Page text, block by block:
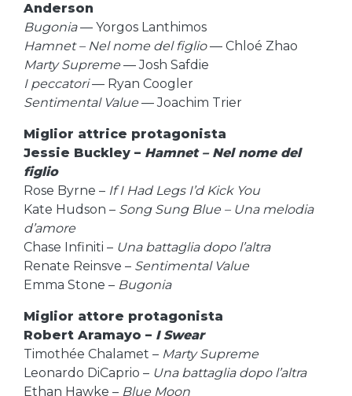
Anderson
Bugonia— Yorgos Lanthimos
Hamnet – Nel nome del figlio— Chloé Zhao
Marty Supreme — Josh Safdie
I peccatori— Ryan Coogler
Sentimental Value — Joachim Trier
Miglior attrice protagonista
Jessie Buckley – Hamnet – Nel nome del
figlio
Rose Byrne – If I Had Legs I’d Kick You
Kate Hudson – Song Sung Blue – Una melodia
d’amore
Chase Infiniti – Una battaglia dopo l’altra
Renate Reinsve – Sentimental Value
Emma Stone – Bugonia
Miglior attore protagonista
Robert Aramayo – I Swear
Timothée Chalamet – Marty Supreme
Leonardo DiCaprio – Una battaglia dopo l’altra
Ethan Hawke – Blue Moon